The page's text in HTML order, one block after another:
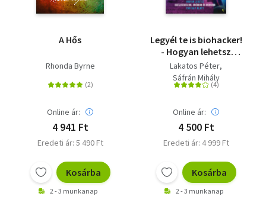
A Hős
Rhonda Byrne
Online ár:
4 941 Ft
Eredeti ár: 5 490 Ft
Kosárba
2 - 3 munkanap
Legyél te is biohacker!
- Hogyan lehetsz
egészségesebb,
erősebb és okosabb
pár nap alatt
Lakatos Péter
Sáfrán Mihály
Online ár:
4 500 Ft
Eredeti ár: 4 999 Ft
Kosárba
2 - 3 munkanap